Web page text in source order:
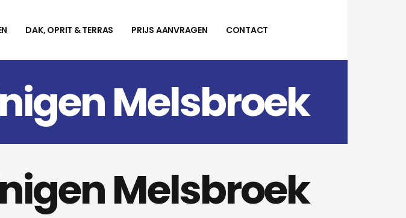
DAK, OPRIT & TERRAS PRIJS AANVRAGEN CONTACT
Melsbroek
Melsbroek